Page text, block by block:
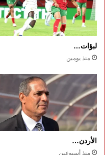
لبؤات…
منذ يومين
الأردن…
منذ أسبوعين